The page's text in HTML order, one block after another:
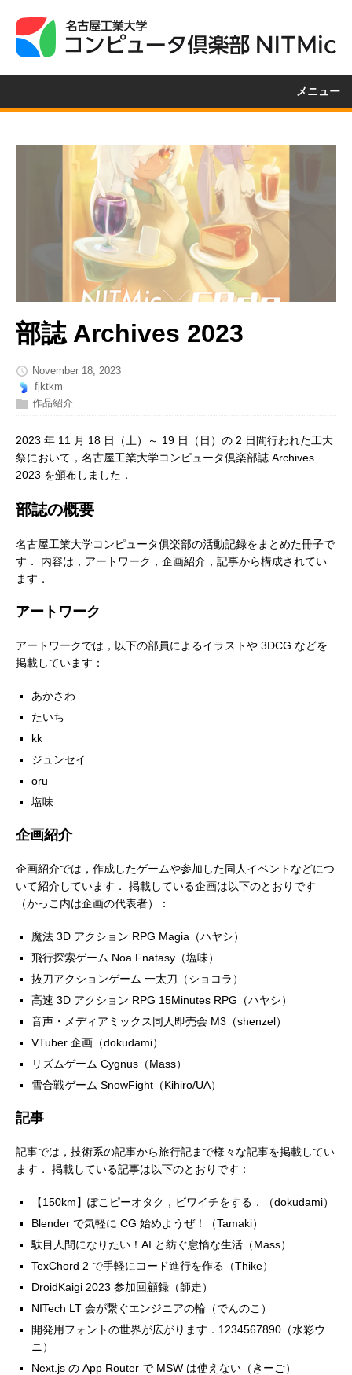
メニュー
部誌 Archives 2023
November 18, 2023
fjktkm
作品紹介
2023 年 11 月 18 日（土）～ 19 日（日）の 2 日間行われた工大
祭において，名古屋工業大学コンピュータ倶楽部誌 Archives
2023 を頒布しました．
部誌の概要
名古屋工業大学コンピュータ俱楽部の活動記録をまとめた冊子で
す． 内容は，アートワーク，企画紹介，記事から構成されてい
ます．
アートワーク
アートワークでは，以下の部員によるイラストや 3DCG などを
掲載しています：
あかさわ
たいち
kk
ジュンセイ
oru
塩味
企画紹介
企画紹介では，作成したゲームや参加した同人イベントなどにつ
いて紹介しています． 掲載している企画は以下のとおりです
（かっこ内は企画の代表者）：
魔法 3D アクション RPG Magia（ハヤシ）
飛行探索ゲーム Noa Fnatasy（塩味）
抜刀アクションゲーム 一太刀（ショコラ）
高速 3D アクション RPG 15Minutes RPG（ハヤシ）
音声・メディアミックス同人即売会 M3（shenzel）
VTuber 企画（dokudami）
リズムゲーム Cygnus（Mass）
雪合戦ゲーム SnowFight（Kihiro/UA）
記事
記事では，技術系の記事から旅行記まで様々な記事を掲載してい
ます． 掲載している記事は以下のとおりです：
【150km】ぽこピーオタク，ビワイチをする．（dokudami）
Blender で気軽に CG 始めようぜ！（Tamaki）
駄目人間になりたい！AI と紡ぐ怠惰な生活（Mass）
TexChord 2 で手軽にコード進行を作る（Thike）
DroidKaigi 2023 参加回顧録（師走）
NITech LT 会が繋ぐエンジニアの輪（でんのこ）
開発用フォントの世界が広がります．1234567890（水彩ウ
ニ）
Next.js の App Router で MSW は使えない（きーご）